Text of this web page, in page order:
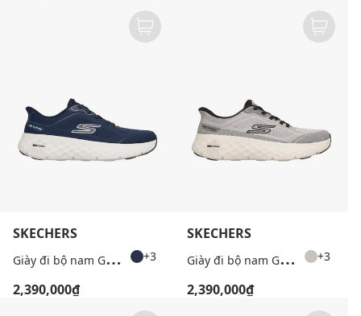
SKECHERS
G
iày đi bộ nam GOwalk Max Cushioning Flex +3
2,390,000₫
SKECHERS
G
iày đi bộ nam GOwalk Max Cushioning Flex +3
2,390,000₫